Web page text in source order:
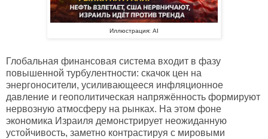
Иллюстрация: AI
Глобальная финансовая система входит в фазу
повышенной турбулентности: скачок цен на
энергоносители, усиливающееся инфляционное
давление и геополитическая напряжённость формируют
нервозную атмосферу на рынках. На этом фоне
экономика Израиля демонстрирует неожиданную
устойчивость, заметно контрастируя с мировыми